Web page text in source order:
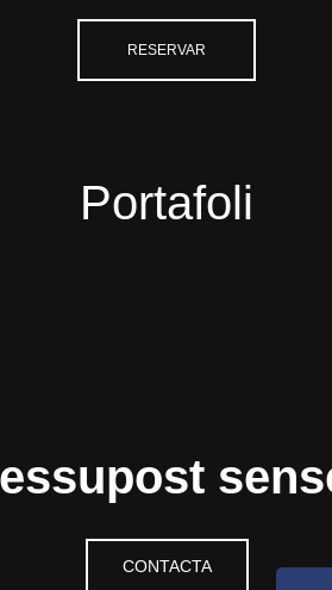
RESERVAR
Portafoli
CONTACTA